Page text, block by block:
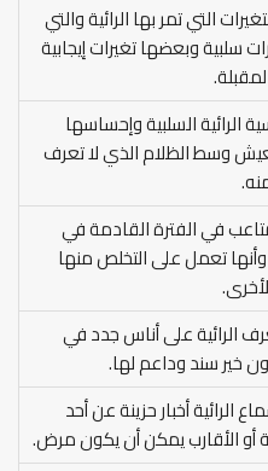
التي تمر بها الرائية والتي
سلبية وبعضها تغيرات إيجابية
الرائية السلبية وإحساسها
وسط الظلام الذي لا تعرف
في الفترة القادمة في
وأنها تعمل على التخلص منها
الرائية على أناس جدد في
خير سند وداعم لها.
الرائية أخبار حزينة عن أحد
أو الأقارب يمكن أن يكون مرض.